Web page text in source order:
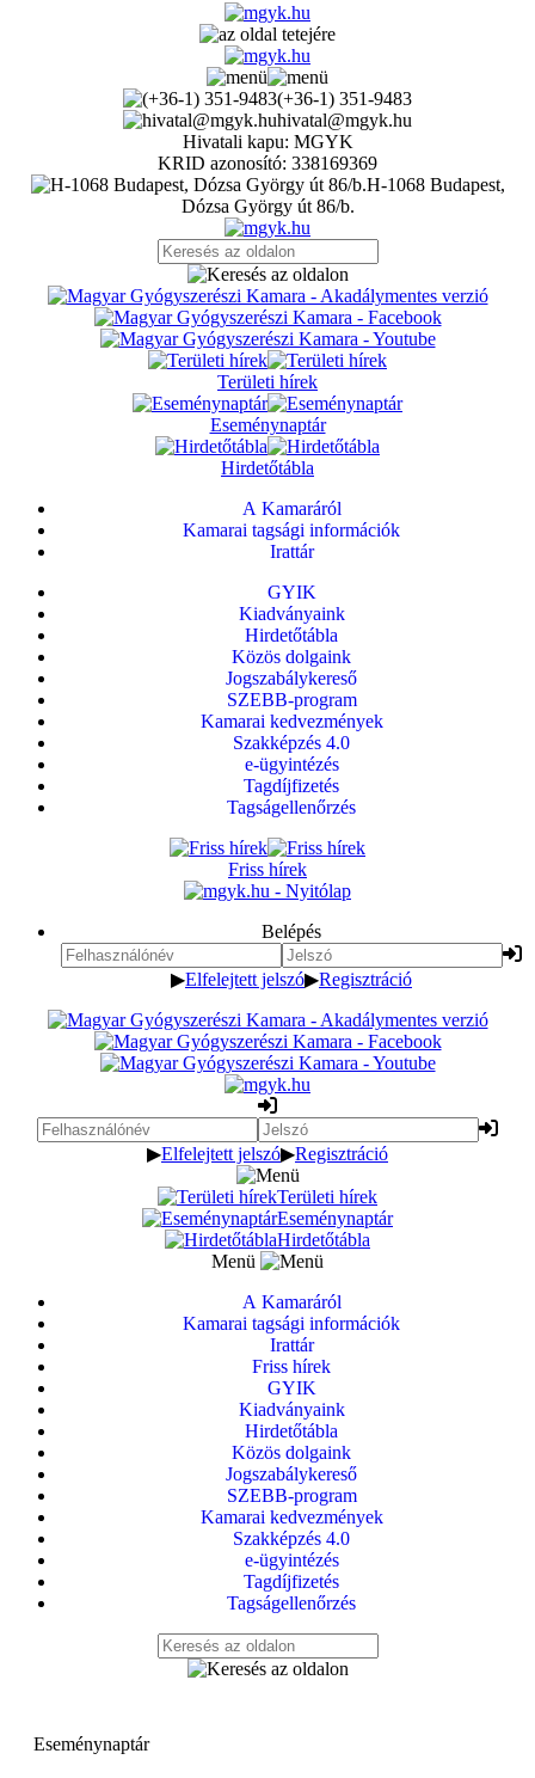
(+36-1) 351-9483
hivatal@mgyk.hu
Hivatali kapu: MGYK
KRID azonosító: 338169369
H-1068 Budapest,
Dózsa György út 86/b.
Területi hírek
Eseménynaptár
Hirdetőtábla
A Kamaráról
Kamarai tagsági információk
Irattár
GYIK
Kiadványaink
Hirdetőtábla
Közös dolgaink
Jogszabálykereső
SZEBB-program
Kamarai kedvezmények
Szakképzés 4.0
e-ügyintézés
Tagdíjfizetés
Tagságellenőrzés
Friss hírek
Belépés
▶Elfelejtett jelszó▶Regisztráció
▶Elfelejtett jelszó▶Regisztráció
Területi hírek
Eseménynaptár
Hirdetőtábla
Menü
A Kamaráról
Kamarai tagsági információk
Irattár
Friss hírek
GYIK
Kiadványaink
Hirdetőtábla
Közös dolgaink
Jogszabálykereső
SZEBB-program
Kamarai kedvezmények
Szakképzés 4.0
e-ügyintézés
Tagdíjfizetés
Tagságellenőrzés
Eseménynaptár